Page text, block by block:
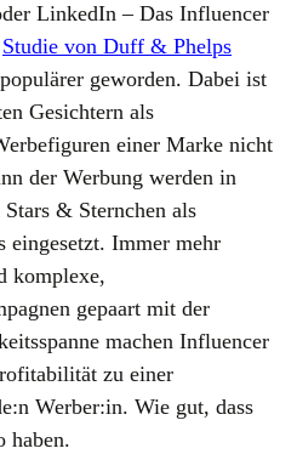
LinkedIn – Das Influencer
Studie von Duff & Phelps
geworden. Dabei ist
Gesichtern als
einer Marke nicht
der Werbung werden in
& Sternchen als
eingesetzt. Immer mehr
komplexe,
gepaart mit der
machen Influencer
zu einer
Werber:in. Wie gut, dass
haben.